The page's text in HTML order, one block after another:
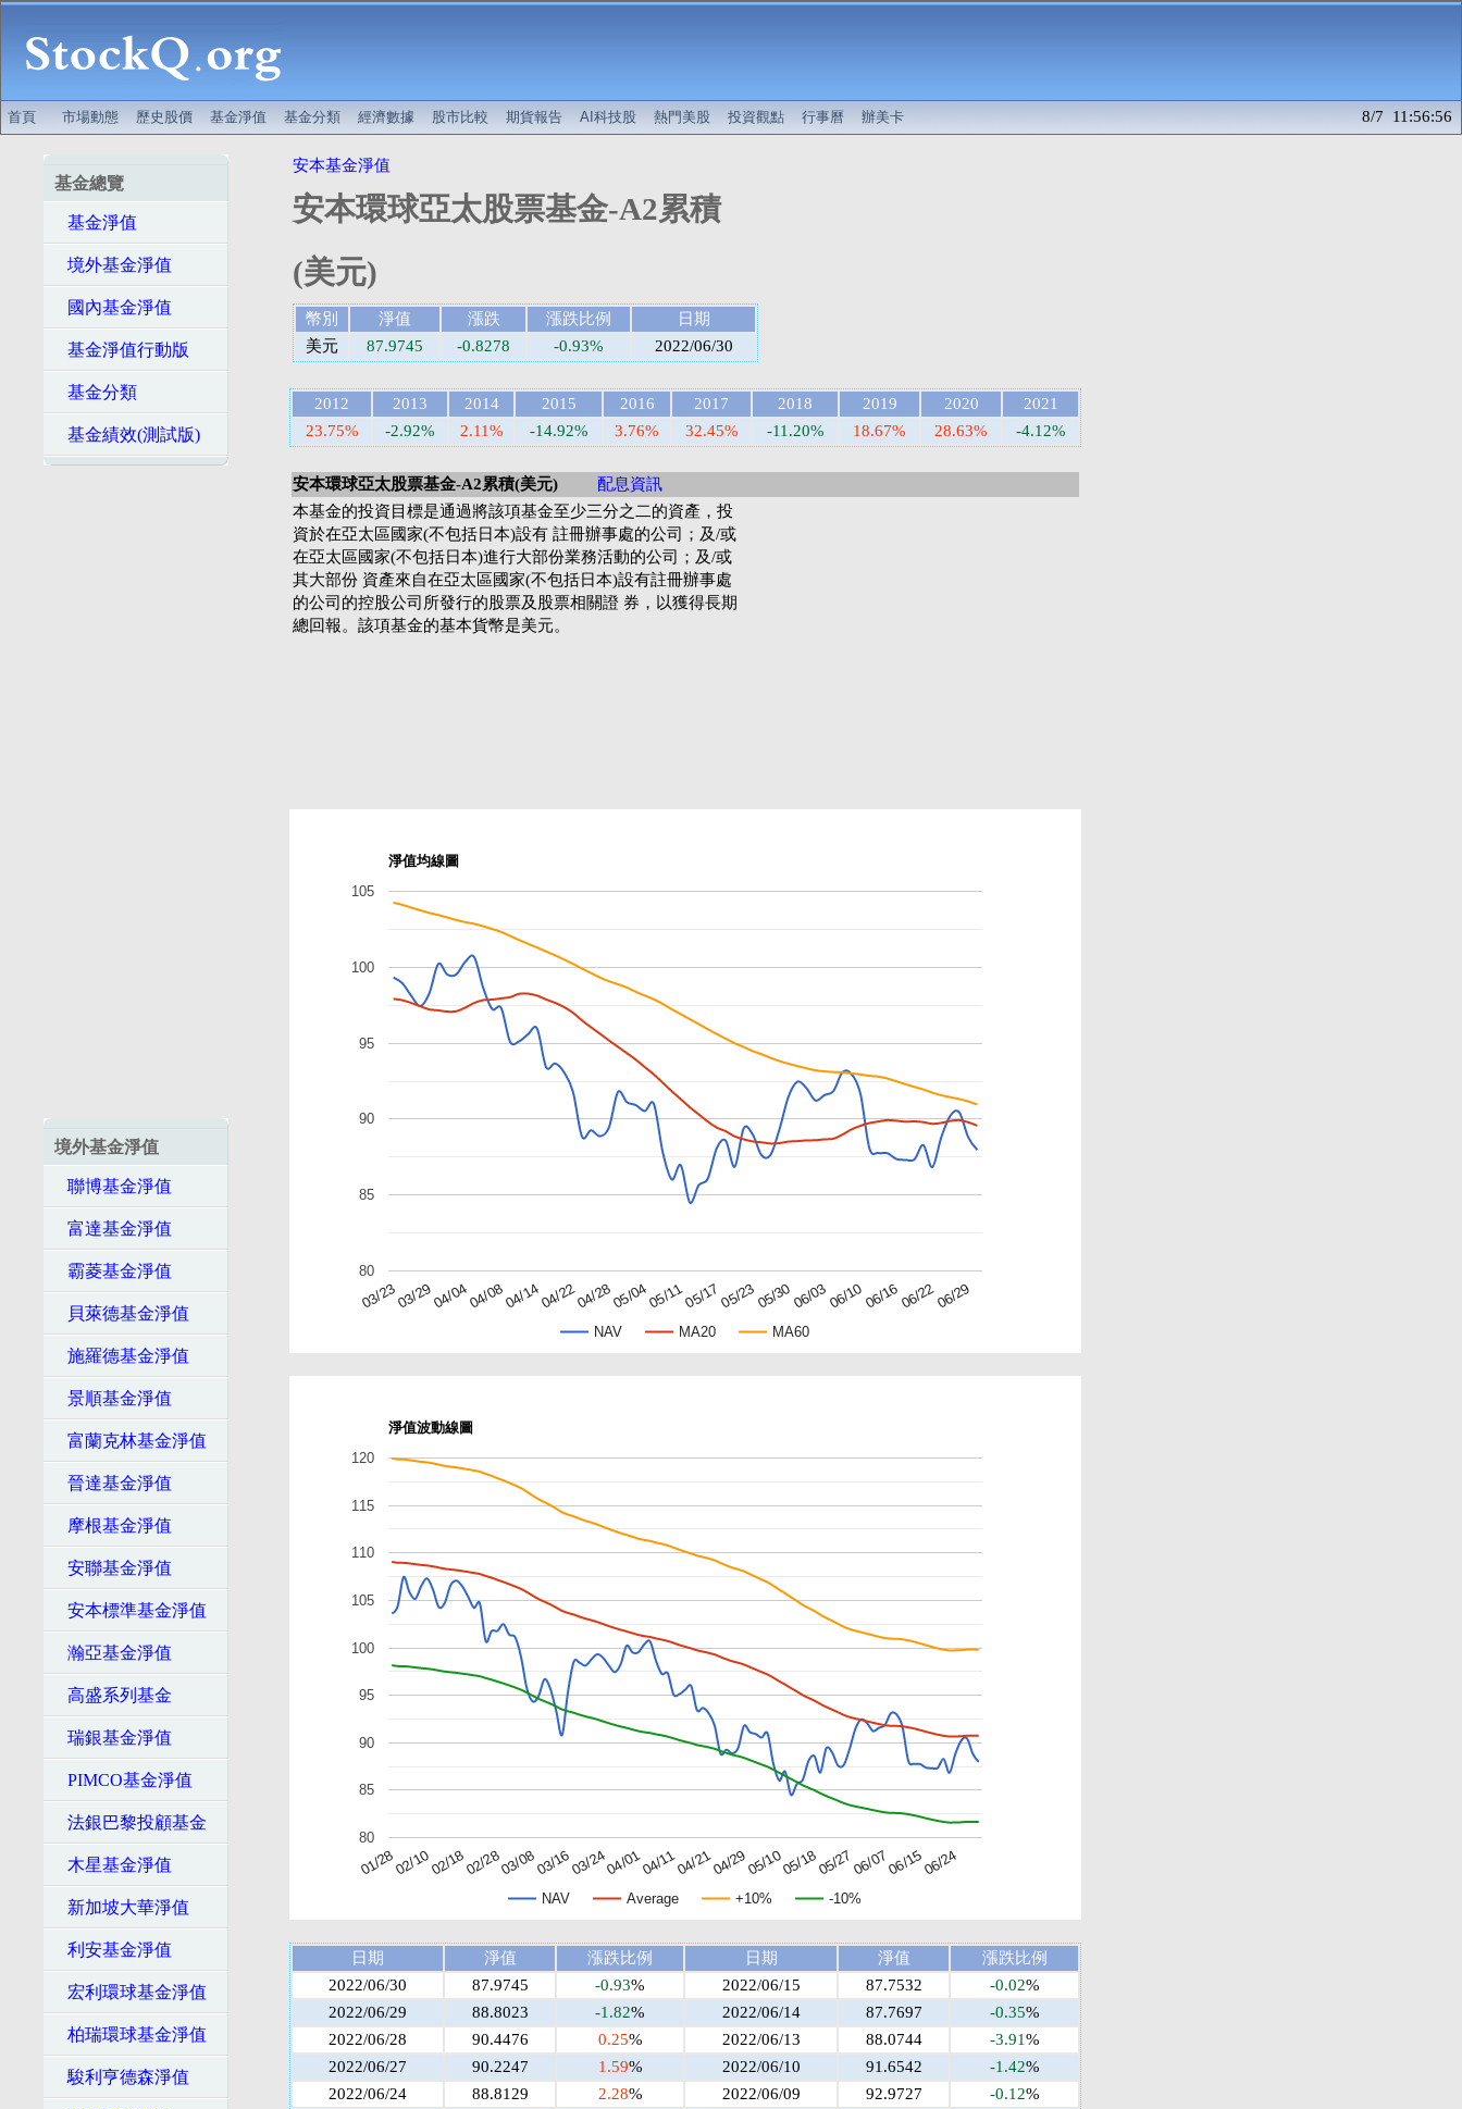
首頁 市場動態 歷史股價 基金淨值 基金分類 經濟數據 股市比較 期貨報告 AI科技股 熱門美股 投資觀點 行事曆 辦美卡 8/7 11:56:56
基金總覽
基金淨值
境外基金淨值
國內基金淨值
基金淨值行動版
基金分類
基金績效(測試版)
境外基金淨值
聯博基金淨值
富達基金淨值
霸菱基金淨值
貝萊德基金淨值
施羅德基金淨值
景順基金淨值
富蘭克林基金淨值
晉達基金淨值
摩根基金淨值
安聯基金淨值
安本標準基金淨值
瀚亞基金淨值
高盛系列基金
瑞銀基金淨值
PIMCO基金淨值
法銀巴黎投顧基金
木星基金淨值
新加坡大華淨值
利安基金淨值
宏利環球基金淨值
柏瑞環球基金淨值
駿利亨德森淨值
安本基金淨值
安本環球亞太股票基金-A2累積
(美元)
幣別 淨值 漲跌 漲跌比例
日期
美元
87.9745 -0.8278 -0.93% 2022/06/30
2012 2013 2014 2015 2016 2017 2018 2019 2020
2021
23.75%
-2.92% 2.11% -14.92% 3.76% 32.45% -11.20% 18.67% 28.63% -4.12%
安本環球亞太股票基金-A2累積(美元)
配息資訊
本基金的投資目標是通過將該項基金至少三分之二的資產，投
資於在亞太區國家(不包括日本)設有 註冊辦事處的公司；及/或
在亞太區國家(不包括日本)進行大部份業務活動的公司；及/或
其大部份 資產來自在亞太區國家(不包括日本)設有註冊辦事處
的公司的控股公司所發行的股票及股票相關證 券，以獲得長期
總回報。該項基金的基本貨幣是美元。
淨值均線圖
NAV MA20 MA60
03/2303/2904/0404/0804/1404/2204/2805/0405/1105/1705/2305/3006/0306/1006/1606/2206/29
80
85
90
95
100
105
淨值波動線圖
NAV Average +10% -10%
01/2802/1002/1802/2803/0803/1603/2404/0104/1104/2104/2905/1005/1805/2706/0706/1506/24
80
85
90
95
100
105
110
115
120
日期 淨值 漲跌比例 日期 淨值
漲跌比例
2022/06/30
87.9745 -0.93% 2022/06/15 87.7532 -0.02%
2022/06/29
88.8023 -1.82% 2022/06/14 87.7697 -0.35%
2022/06/28
90.4476 0.25% 2022/06/13 88.0744 -3.91%
2022/06/27
90.2247 1.59% 2022/06/10 91.6542 -1.42%
2022/06/24
88.8129 2.28% 2022/06/09 92.9727 -0.12%